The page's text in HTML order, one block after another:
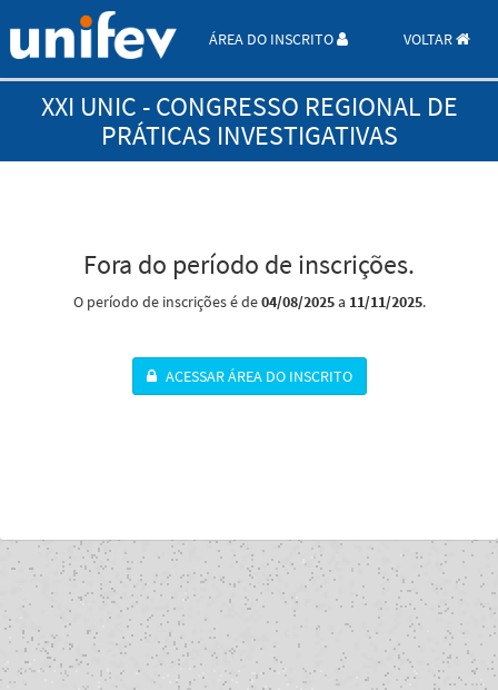
ÁREA DO INSCRITO VOLTAR
XXI UNIC - CONGRESSO REGIONAL DE
PRÁTICAS INVESTIGATIVAS
Fora do período de inscrições.
O período de inscrições é de04/08/2025a 11/11/2025.
ACESSAR ÁREA DO INSCRITO